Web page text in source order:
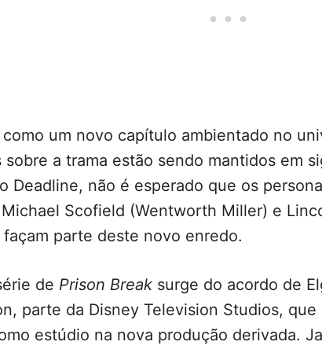
como um novo capítulo ambientado no
sobre a trama estão sendo mantidos em
Deadline, não é esperado que os
Scofield (Wentworth Miller) e
façam parte deste novo enredo.
de Prison Break surge do acordo de
parte da Disney Television Studios,
estúdio na nova produção derivada.